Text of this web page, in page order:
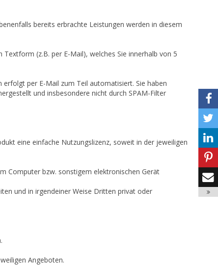
bereits erbrachte Leistungen werden in diesem
(z.B. per E-Mail), welches Sie innerhalb von 5
per E-Mail zum Teil automatisiert. Sie haben
und insbesondere nicht durch SPAM-Filter
eine einfache Nutzungslizenz, soweit in der jeweiligen
Computer bzw. sonstigem elektronischen Gerät
und in irgendeiner Weise Dritten privat oder
Angeboten.